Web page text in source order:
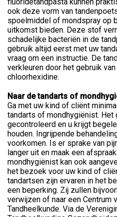
ook deze vorm van
spoelmiddel of mondspray op
uitkomst bieden. Deze stof
schadelijke bacteriën in de
gebruik altijd eerst met uw
vraag om een instructie. De
verkleuren door het gebruik
chloorhexidine.
Naar de tandarts of
Ga met uw kind of cliënt
tandarts of mondhygiënist. Het
gecontroleerd en u krijgt
houden. Ingrijpende
voorkomen. Is er sprake van
langer uit en maak een
mondhygiënist kan ook
het bezoek voor uw kind of
tandartsen zijn ervaren in het
een beperking. Zij zullen
verwijzen of naar een Centrum
Tandheelkunde. Via de